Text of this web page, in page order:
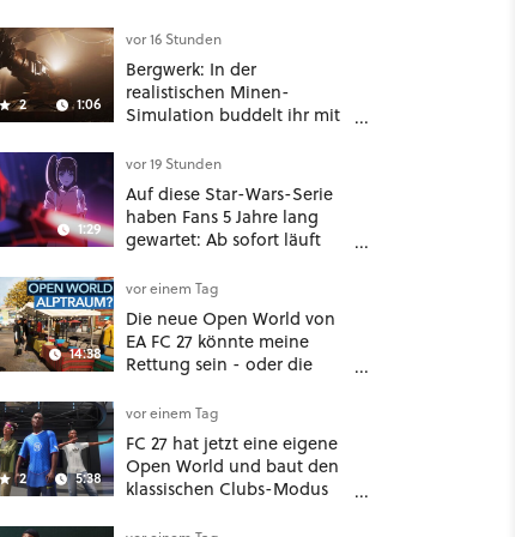
2 1:06
vor 16 Stunden
Bergwerk: In der
realistischen Minen-
Simulation buddelt ihr mit
möglichst vorsichtig Kohle
aus
1:29
vor 19 Stunden
Auf diese Star-Wars-Serie
haben Fans 5 Jahre lang
gewartet: Ab sofort läuft
Disney Plus
14:38
vor einem Tag
Die neue Open World von
EA FC 27 könnte meine
Rettung sein - oder die
2 5:38
vor einem Tag
FC 27 hat jetzt eine eigene
Open World und baut den
klassischen Clubs-Modus